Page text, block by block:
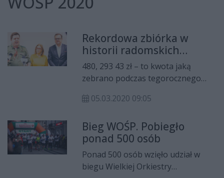
Rekordowa zbiórka w
historii radomskich
finałów WOŚP
480, 293 43 zł – to kwota jaką
zebrano podczas tegorocznego
Świątecznej Pomocy w Radomiu. To
radomskich finałów WOŚP.
05.03.2020 09:05
Bieg WOŚP. Pobiegło
ponad 500 osób
Ponad 500 osób wzięło udział w
biegu Wielkiej Orkiestry